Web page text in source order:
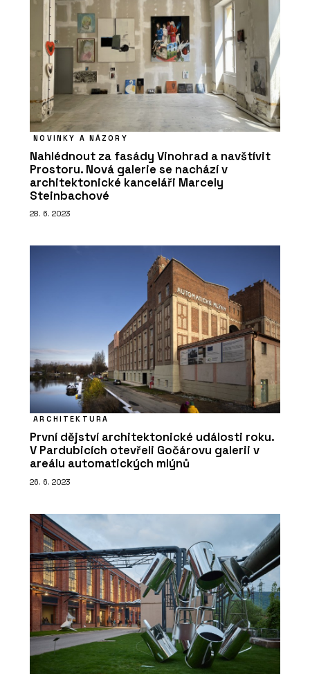
ČLÁNKY
Nový parkovací dům v Ostravě bude
mít hřiště na střeše a nabídne místa
pro auta, lidi i zeleň
Program Artlantis RT²
zdroje
NOVINKY A NÁZORY
Nahlédnout za fasády Vinohrad a navštívit
Prostoru. Nová galerie se nachází v
architektonické kanceláři Marcely
Steinbachové
28. 6. 2023
ARCHITEKTURA
První dějství architektonické události roku.
V Pardubicích otevřeli Gočárovu galerii v
areálu automatických mlýnů
26. 6. 2023